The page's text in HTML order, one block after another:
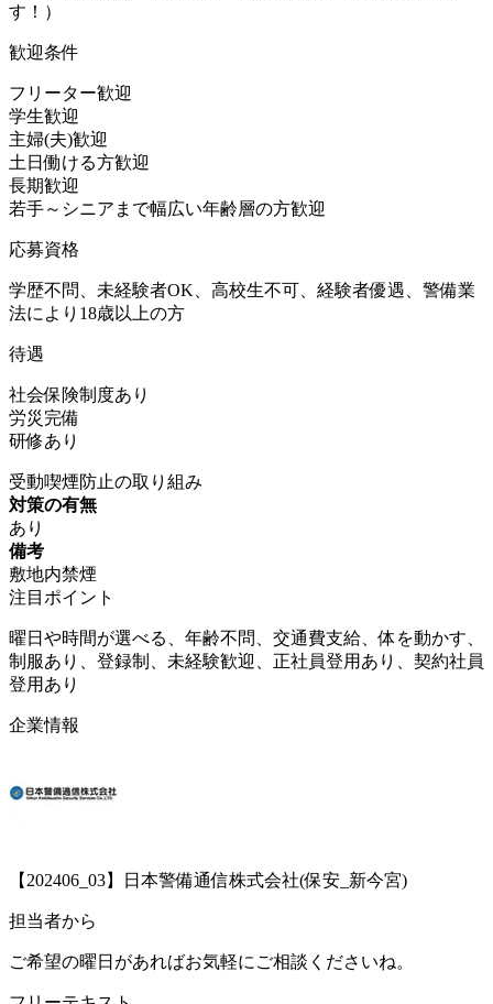
す！）
歓迎条件
フリーター歓迎
学生歓迎
主婦(夫)歓迎
土日働ける方歓迎
長期歓迎
若手～シニアまで幅広い年齢層の方歓迎
応募資格
学歴不問、未経験者OK、高校生不可、経験者優遇、警備業
法により18歳以上の方
待遇
社会保険制度あり
労災完備
研修あり
受動喫煙防止の取り組み
対策の有無
あり
備考
敷地内禁煙
注目ポイント
曜日や時間が選べる、年齢不問、交通費支給、体を動かす、
制服あり、登録制、未経験歓迎、正社員登用あり、契約社員
登用あり
企業情報
【202406_03】日本警備通信株式会社(保安_新今宮)
担当者から
ご希望の曜日があればお気軽にご相談くださいね。